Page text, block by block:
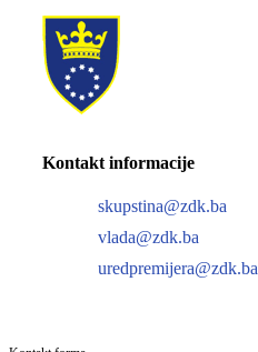
Kontakt informacije
skupstina@zdk.ba
vlada@zdk.ba
uredpremijera@zdk.ba